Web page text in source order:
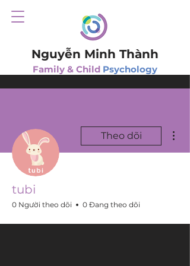
Nguyễn Minh Thành
Family & Child Psychology
Theo dõi
tubi
0 Người theo dõi 0 Đang theo dõi